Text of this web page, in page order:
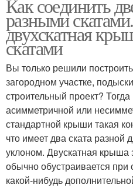
Как соединить
разными
двухскатная
скатами
Вы только решили
загородном участке,
строительный проект?
асимметричной или
стандартной крыши такая
что имеет два ската
уклоном. Двускатная крыша
обычно обустраивается
какой-нибудь